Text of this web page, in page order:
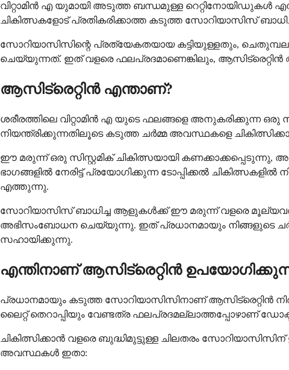
വിറ്റാമിൻ എ യുമായി അടുത്ത ബന്ധമുള്ള റെറ്റിനോയിഡുകൾ
ചികിത്സകളോട് പ്രതികരിക്കാത്ത കടുത്ത സോറിയാസിസ്
സോറിയാസിസിന്റെ പ്രത്യേകതയായ കട്ടിയുള്ളതും,
ചെയ്യുന്നത്. ഇത് വളരെ ഫലപ്രദമാണെങ്കിലും,
ആസിട്രെറ്റിൻ എന്താണ്?
ശരീരത്തിലെ വിറ്റാമിൻ എ യുടെ ഫലങ്ങളെ അനുകരിക്കുന്ന
നിയന്ത്രിക്കുന്നതിലൂടെ കടുത്ത ചർമ്മ അവസ്ഥകളെ
ഈ മരുന്ന് ഒരു സിസ്റ്റമിക് ചികിത്സയായി കണക്കാക്കപ്പെടുന്നു,
ഭാഗങ്ങളിൽ നേരിട്ട് പ്രയോഗിക്കുന്ന ടോപ്പിക്കൽ
എത്തുന്നു.
സോറിയാസിസ് ബാധിച്ച ആളുകൾക്ക് ഈ മരുന്ന് വളരെ
അഭിസംബോധന ചെയ്യുന്നു. ഇത് പ്രധാനമായും നിങ്ങളുടെ
സഹായിക്കുന്നു.
എന്തിനാണ് ആസിട്രെറ്റിൻ
പ്രധാനമായും കടുത്ത സോറിയാസിസിനാണ് ആസിട്രെറ്റിൻ
ലൈറ്റ് തെറാപ്പിയും വേണ്ടത്ര ഫലപ്രദമല്ലാത്തപ്പോഴാണ്
ചികിത്സിക്കാൻ വളരെ ബുദ്ധിമുട്ടുള്ള ചിലതരം
അവസ്ഥകൾ ഇതാ: